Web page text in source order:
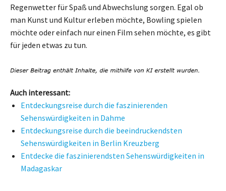
Regenwetter für Spaß und Abwechslung sorgen. Egal ob
man Kunst und Kultur erleben möchte, Bowling spielen
möchte oder einfach nur einen Film sehen möchte, es gibt
für jeden etwas zu tun.
Auch interessant:
Entdeckungsreise durch die faszinierenden
Sehenswürdigkeiten in Dahme
Entdeckungsreise durch die beeindruckendsten
Sehenswürdigkeiten in Berlin Kreuzberg
Entdecke die faszinierendsten Sehenswürdigkeiten in
Madagaskar